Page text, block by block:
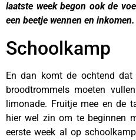
laatste week begon ook de
een beetje wennen en inkomen.
Schoolkamp
En dan komt de ochtend
broodtrommels moeten
limonade. Fruitje mee en de
hier wel zin om te beginnen
eerste week al op